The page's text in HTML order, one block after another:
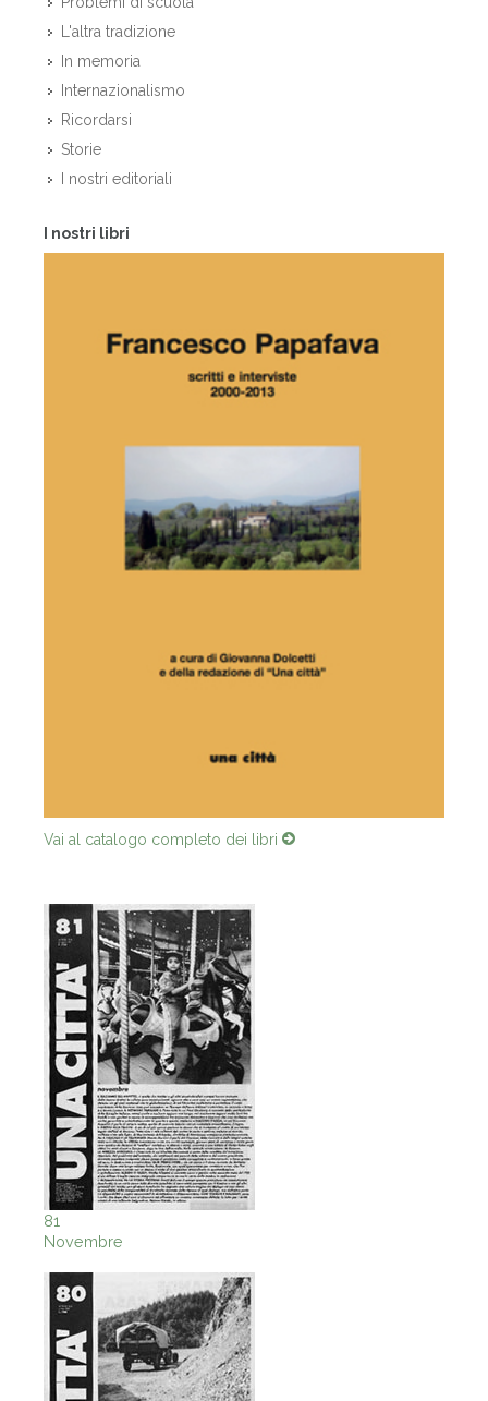
L'altra tradizione
In memoria
Internazionalismo
Ricordarsi
Storie
I nostri editoriali
I nostri libri
Vai al catalogo completo dei libri
81
Novembre